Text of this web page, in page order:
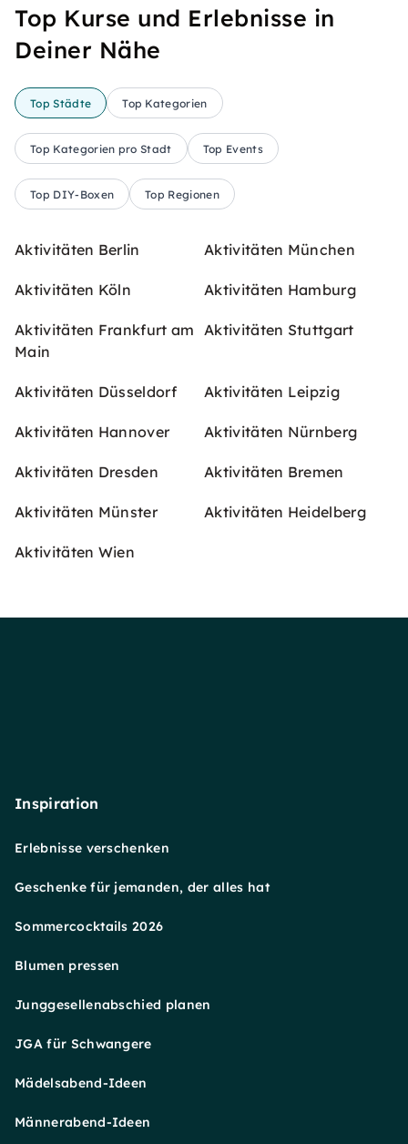
Top Kurse und Erlebnisse in
Deiner Nähe
Top Städte Top Kategorien
Top Kategorien pro Stadt Top Events
Top DIY-Boxen Top Regionen
Aktivitäten Berlin Aktivitäten München
Aktivitäten Köln Aktivitäten Hamburg
Aktivitäten Frankfurt am
Main
Aktivitäten Stuttgart
Aktivitäten Düsseldorf Aktivitäten Leipzig
Aktivitäten Hannover Aktivitäten Nürnberg
Aktivitäten Dresden Aktivitäten Bremen
Aktivitäten Münster Aktivitäten Heidelberg
Aktivitäten Wien
Inspiration
Erlebnisse verschenken
Geschenke für jemanden, der alles hat
Sommercocktails 2026
Blumen pressen
Junggesellenabschied planen
JGA für Schwangere
Mädelsabend-Ideen
Männerabend-Ideen